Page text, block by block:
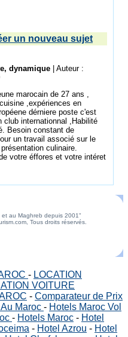
un nouveau sujet
dynamique | Auteur :
marocain de 27 ans ,
,expériences en
dérniere poste c'est
club internationnal ,Habilité
Besoin constant de
un travail associé sur le
culinaire.
votre éffores et votre intéret
et au Maghreb depuis 2001"
Tous droits réservés.
- LOCATION
VOITURE
- Comparateur de Prix
Maroc - Hotels Maroc Vol
- Hotels Maroc - Hotel
- Hotel Azrou - Hotel